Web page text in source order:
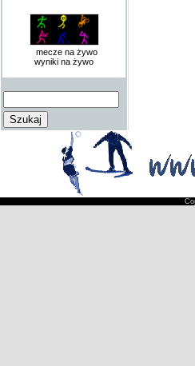
mecze na żywo
wyniki na żywo